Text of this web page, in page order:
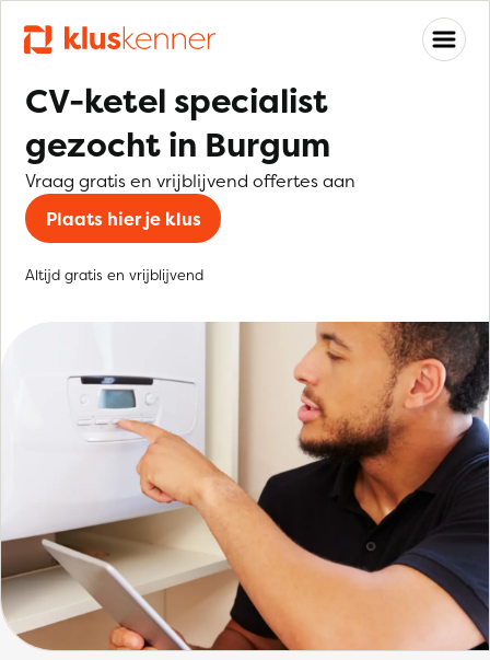
CV-ketel specialist
gezocht in Burgum
Vraag gratis en vrijblijvend offertes aan
Plaats hier je klus
Altijd gratis en vrijblijvend